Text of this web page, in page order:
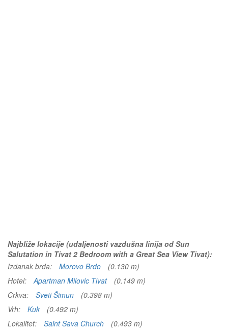
Najbliže lokacije (udaljenosti vazdušna linija od Sun
Salutation in Tivat 2 Bedroom with a Great Sea View Tivat):
Izdanak brda:
Morovo Brdo
(0.130 m)
Hotel:
Apartman Milovic Tivat
(0.149 m)
Crkva:
Sveti Šimun
(0.398 m)
Vrh:
Kuk
(0.492 m)
Lokalitet:
Saint Sava Church
(0.493 m)